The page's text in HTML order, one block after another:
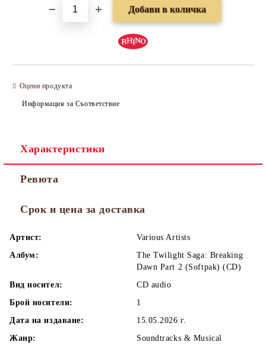
Оцени продукта
Информация за Съответствие
Характеристики
Ревюта
Срок и цена за доставка
Артист:
Various Artists
Албум:
The Twilight Saga: Breaking
Dawn Part 2 (Softpak) (CD)
Вид носител:
CD audio
Брой носители:
1
Дата на издаване:
15.05.2026 г.
Жанр:
Soundtracks & Musical